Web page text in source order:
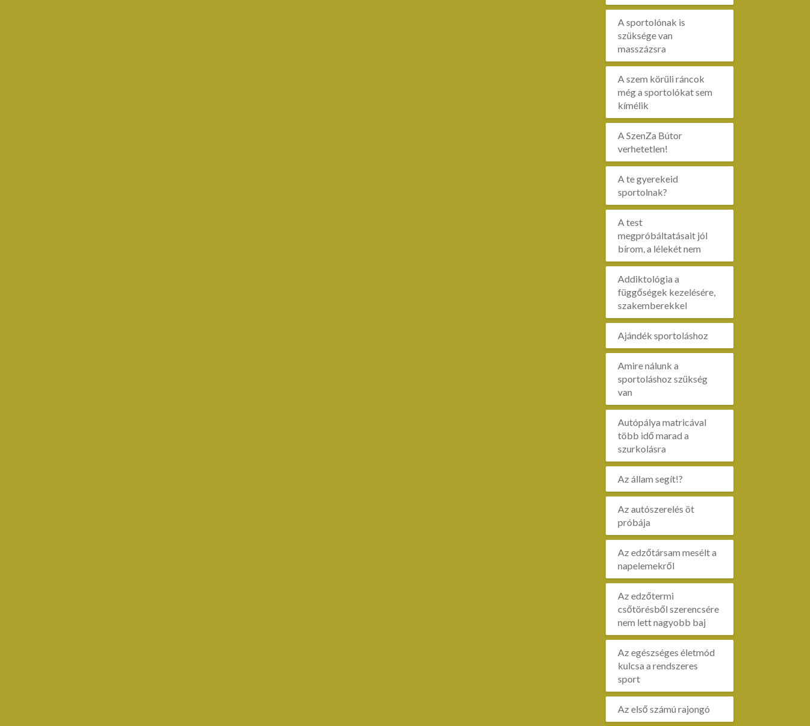
A sportolónak is
szüksége van
masszázsra
A szem körüli ráncok
még a sportolókat sem
kímélik
A SzenZa Bútor
verhetetlen!
A te gyerekeid
sportolnak?
A test
megpróbáltatásait jól
bírom, a lélekét nem
Addiktológia a
függőségek kezelésére,
szakemberekkel
Ajándék sportoláshoz
Amire nálunk a
sportoláshoz szükség
van
Autópálya matricával
több idő marad a
szurkolásra
Az állam segít!?
Az autószerelés öt
próbája
Az edzőtársam mesélt a
napelemekről
Az edzőtermi
csőtörésből szerencsére
nem lett nagyobb baj
Az egészséges életmód
kulcsa a rendszeres
sport
Az első számú rajongó